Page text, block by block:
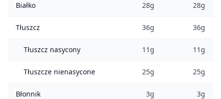
Białko 28g 28g
Tłuszcz 36g 36g
Tłuszcz nasycony 11g 11g
Tłuszcze nienasycone 25g 25g
Błonnik 3g 3g